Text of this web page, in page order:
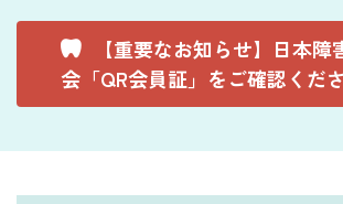
【重要なお知らせ】日本障
会「QR会員証」をご確認くださ